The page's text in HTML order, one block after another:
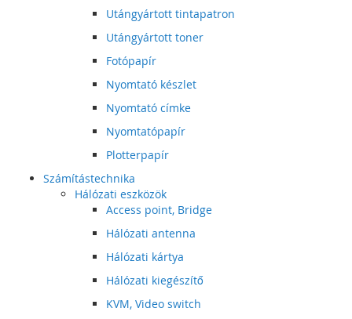
Utángyártott tintapatron
Utángyártott toner
Fotópapír
Nyomtató készlet
Nyomtató címke
Nyomtatópapír
Plotterpapír
Számítástechnika
Hálózati eszközök
Access point, Bridge
Hálózati antenna
Hálózati kártya
Hálózati kiegészítő
KVM, Video switch